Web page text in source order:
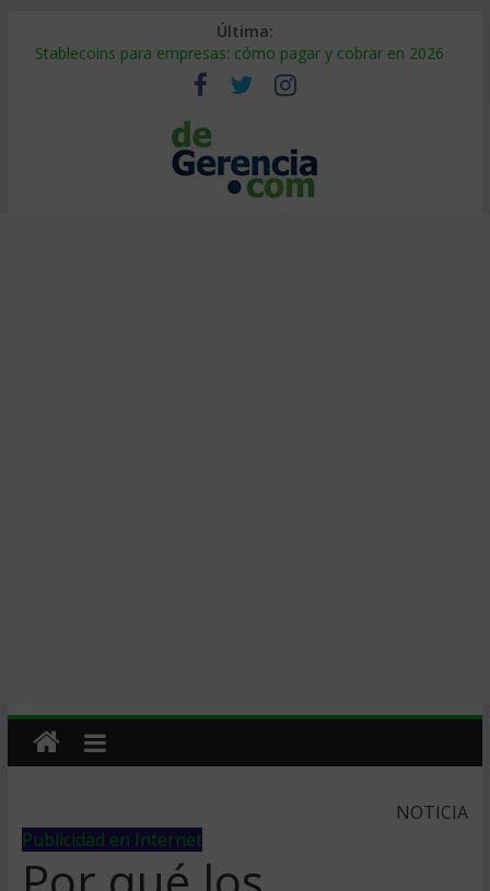
Última:
Stablecoins para empresas: cómo pagar y cobrar en 2026
Despido silencioso: qué es y por qué sale tan caro
IA en selección de personal: cómo auditarla a tiempo
Trabajo forzoso en la cadena de suministro: qué hacer
Mercado hispano de EE. UU.: cómo segmentarlo y venderle
NOTICIA
Publicidad en Internet